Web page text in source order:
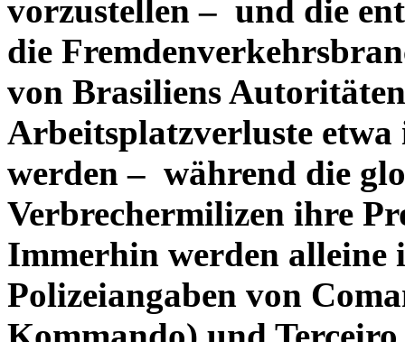
vorzustellen – und die
die
von Brasiliens
Arbeitsplatzverluste etwa
werden – während die
Verbrechermilizen ihre
Immerhin werden alleine
Polizeiangaben von